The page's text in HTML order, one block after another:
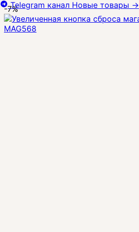
-7%Telegram канал Новые товары →